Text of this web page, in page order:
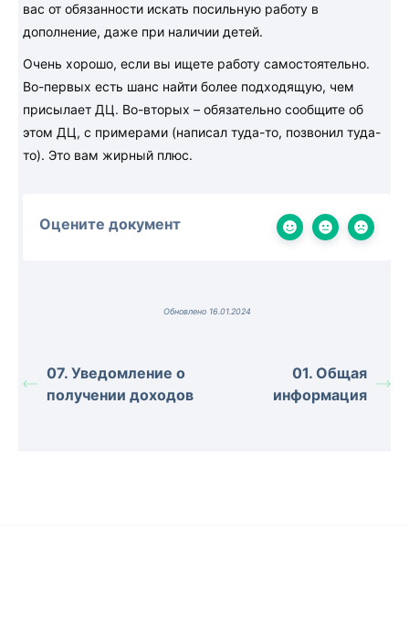
вас от обязанности искать посильную работу в
дополнение, даже при наличии детей.
Очень хорошо, если вы ищете работу самостоятельно.
Во-первых есть шанс найти более подходящую, чем
присылает ДЦ. Во-вторых – обязательно сообщите об
этом ДЦ, с примерами (написал туда-то, позвонил туда-
то). Это вам жирный плюс.
Оцените документ
Обновлено 16.01.2024
07. Уведомление о
получении доходов
01. Общая
информация